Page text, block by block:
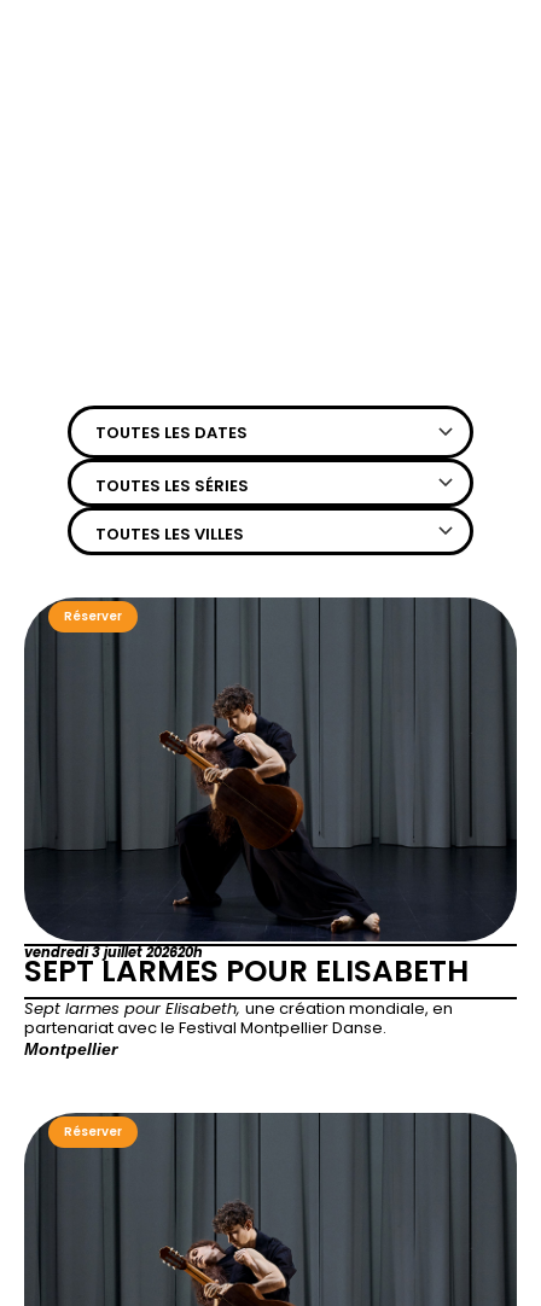
TOUTES LES DATES
Réserver
vendredi 3 juillet 202620h
SEPT LARMES POUR ELISABETH
Sept larmes pour Elisabeth, une création mondiale, en
partenariat avec le Festival Montpellier Danse.
Montpellier
Réserver